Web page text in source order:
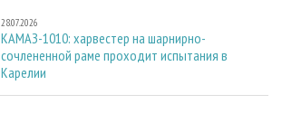
28.07.2026
КАМАЗ-1010: харвестер на шарнирно-
сочлененной раме проходит испытания в
Карелии